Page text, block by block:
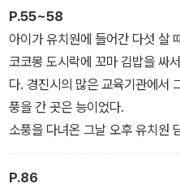
P.55~58
아이가 유치원에 들어간 다섯 살
코코몽 도시락에 꼬마 김밥을 싸
다. 경진시의 많은 교육기관에서
풍을 간 곳은 능이었다.
소풍을 다녀온 그날 오후 유치원
에 들어서서부터 내내 울었다고
떨면서 울었다고 했다. 벌도 나무
P.86